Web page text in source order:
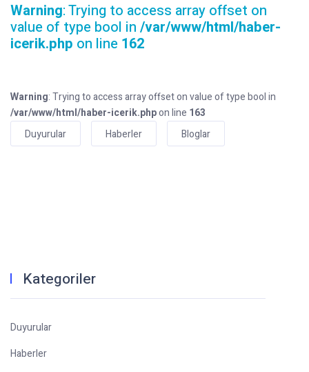
Warning: Trying to access array offset on
value of type bool in /var/www/html/haber-
icerik.php on line 162
Warning: Trying to access array offset on value of type bool in
/var/www/html/haber-icerik.phpon line 163
Duyurular
Haberler Bloglar
Kategoriler
Duyurular
Haberler